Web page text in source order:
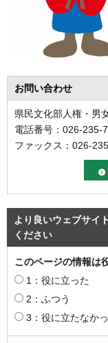
お問い合わせ
県民文化部人権・男
電話番号：026-235-
ファックス：026-
より良いウェブサイ
ください
このページの情報は
1：役に立った
2：ふつう
3：役に立たなか